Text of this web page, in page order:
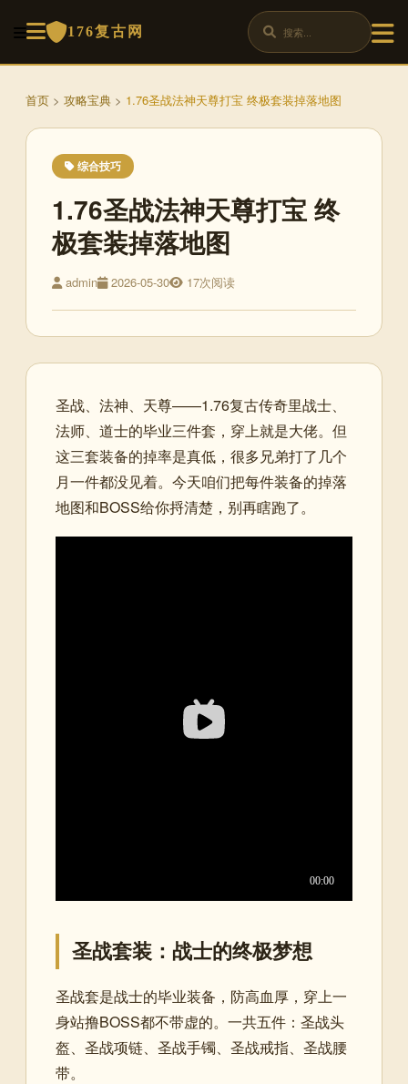
176复古网
首页 > 攻略宝典 > 1.76圣战法神天尊打宝 终极套装掉落地图
综合技巧
1.76圣战法神天尊打宝 终
极套装掉落地图
admin 2026-05-30 17次阅读
圣战、法神、天尊——1.76复古传奇里战士、
法师、道士的毕业三件套，穿上就是大佬。但
这三套装备的掉率是真低，很多兄弟打了几个
月一件都没见着。今天咱们把每件装备的掉落
地图和BOSS给你捋清楚，别再瞎跑了。
圣战套装：战士的终极梦想
圣战套是战士的毕业装备，防高血厚，穿上一
身站撸BOSS都不带虚的。一共五件：圣战头
盔、圣战项链、圣战手镯、圣战戒指、圣战腰
带。